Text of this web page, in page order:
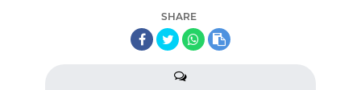
SHARE